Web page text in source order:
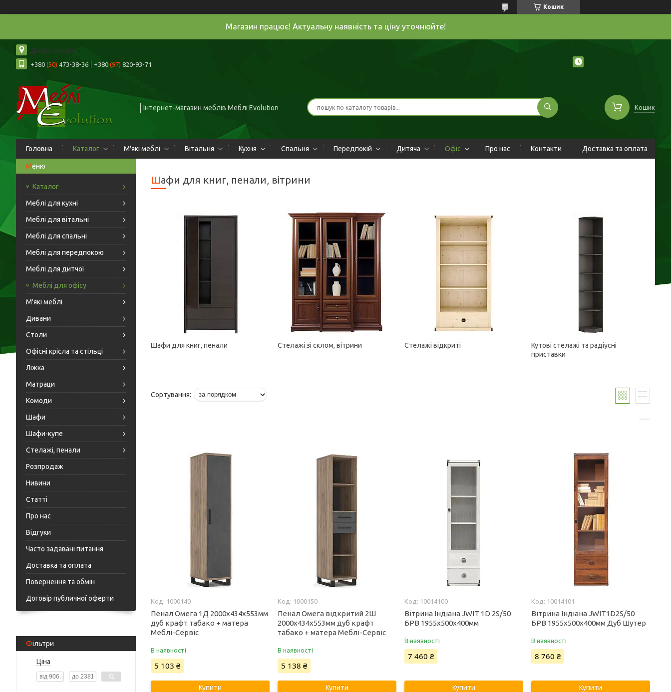
Кошик
Магазин працює! Актуальну наявність та ціну уточнюйте!
Дніпро, Україна
+380 (50) 473-38-36 +380 (97) 820-93-71
Інтернет-магазин меблів Меблі Evolution Кошик
Головна Каталог М'які меблі Вітальня Кухня Спальня Передпокій Дитяча Офіс Про нас Контакти Доставка та оплата
Каталог
Меблі для кухні
Меблі для вітальні
Меблі для спальні
Меблі для передпокою
Меблі для дитчої
Меблі для офісу
М'які меблі
Дивани
Столи
Офісні крісла та стільці
Ліжка
Матраци
Комоди
Шафи
Шафи-купе
Стелажі, пенали
Розпродаж
Нивини
Статті
Про нас
Відгуки
Часто задавані питання
Доставка та оплата
Повернення та обмін
Договір публичної оферти
Фільтри
Ціна
Шафи для книг, пенали, вітрини
Шафи для книг, пенали Стелажі зі склом, вітрини Стелажі відкриті
Кутові стелажі та радіусні
приставки
1000140
Пенал Омега 1Д 2000х434х553мм
дуб крафт табако + матера
Меблі-Сервіс
В наявності
5 103 ₴
Купити
1000150
Пенал Омега відкритий 2Ш
2000х434х553мм дуб крафт
табако + матера Меблі-Сервіс
В наявності
5 138 ₴
Купити
10014100
Вітрина Індіана JWIT 1D 2S/50
БРВ 1955x500x400мм
В наявності
7 460 ₴
Купити
10014101
Вітрина Індіана JWIT1D2S/50
БРВ 1955х500х400мм Дуб Шутер
В наявності
8 760 ₴
Купити